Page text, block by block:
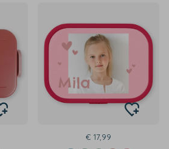
€ 17,99